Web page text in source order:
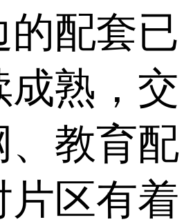
的配套已
成熟，交
、教育配
片区有着